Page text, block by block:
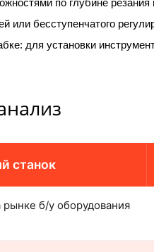
по глубине резания
или бесступенчатого
для установки
станок
б/у оборудования